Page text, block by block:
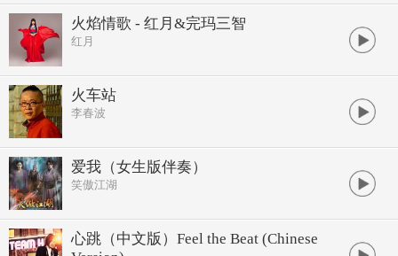
火焰情歌 - 红月&完玛三智
红月
火车站
李春波
爱我（女生版伴奏）
笑傲江湖
心跳（中文版）Feel the Beat (Chinese